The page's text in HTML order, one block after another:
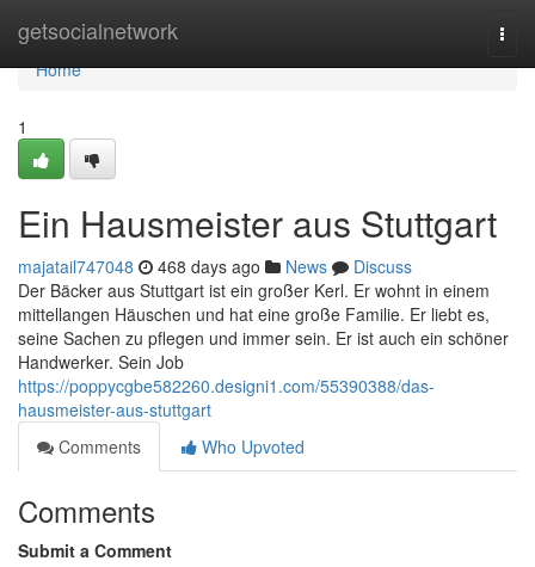
getsocialnetwork
Home
Home
1
Ein Hausmeister aus Stuttgart
majatail747048 468 days ago News
Discuss
Der Bäcker aus Stuttgart ist ein großer Kerl. Er wohnt in einem
mittellangen Häuschen und hat eine große Familie. Er liebt es,
seine Sachen zu pflegen und immer sein. Er ist auch ein schöner
Handwerker. Sein Job
https://poppycgbe582260.designi1.com/55390388/das-
hausmeister-aus-stuttgart
Comments
Who Upvoted
Comments
Submit a Comment